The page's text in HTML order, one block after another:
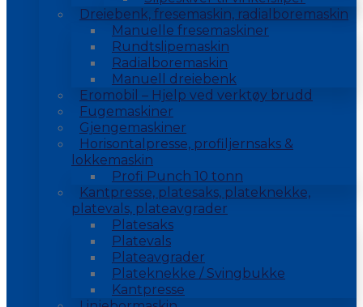
Dreiebenk, fresemaskin, radialboremaskin
Manuelle fresemaskiner
Rundtslipemaskin
Radialboremaskin
Manuell dreiebenk
Eromobil – Hjelp ved verktøy brudd
Fugemaskiner
Gjengemaskiner
Horisontalpresse, profiljernsaks &
lokkemaskin
Profi Punch 10 tonn
Kantpresse, platesaks, plateknekke,
platevals, plateavgrader
Platesaks
Platevals
Plateavgrader
Plateknekke / Svingbukke
Kantpresse